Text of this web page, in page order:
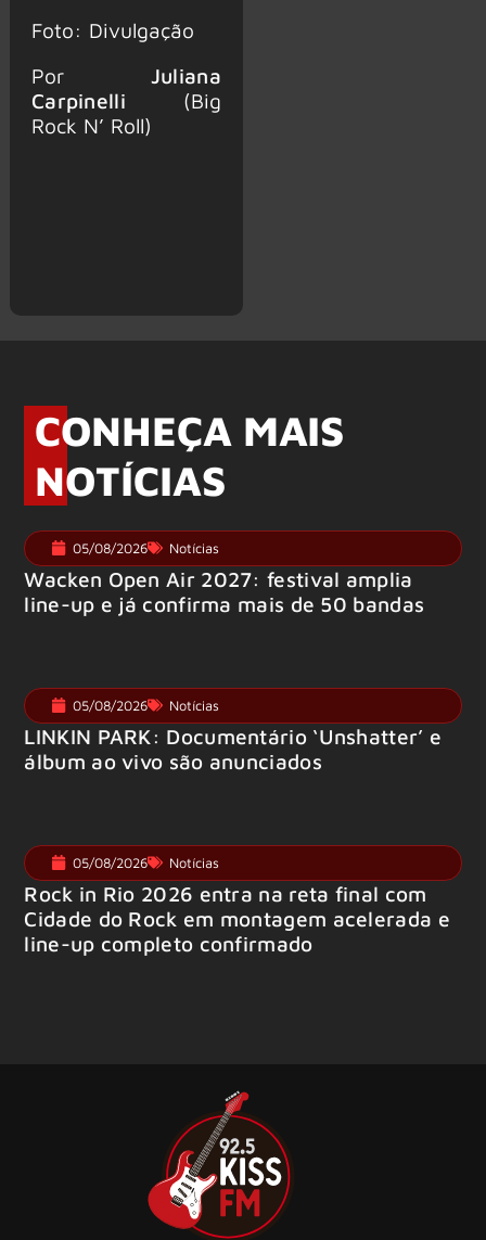
Foto: Divulgação
Por Juliana
Carpinelli (Big
Rock N’ Roll)
CONHEÇA MAIS
NOTÍCIAS
05/08/2026 Notícias
Wacken Open Air 2027: festival amplia
line-up e já confirma mais de 50 bandas
05/08/2026 Notícias
LINKIN PARK: Documentário ‘Unshatter’ e
álbum ao vivo são anunciados
05/08/2026 Notícias
Rock in Rio 2026 entra na reta final com
Cidade do Rock em montagem acelerada e
line-up completo confirmado